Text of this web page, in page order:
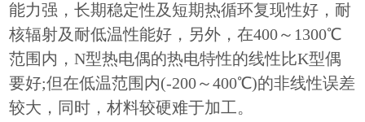
能力强，长期稳定性及短期热循环复现性好，耐
核辐射及耐低温性能好，另外，在400～1300℃
范围内，N型热电偶的热电特性的线性比K型偶
要好;但在低温范围内(-200～400℃)的非线性误差
较大，同时，材料较硬难于加工。